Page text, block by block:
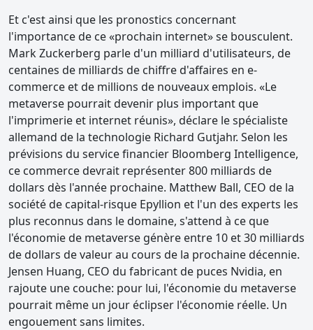
Et c'est ainsi que les pronostics concernant
l'importance de ce «prochain internet» se bousculent.
Mark Zuckerberg parle d'un milliard d'utilisateurs, de
centaines de milliards de chiffre d'affaires en e-
commerce et de millions de nouveaux emplois. «Le
metaverse pourrait devenir plus important que
l'imprimerie et internet réunis», déclare le spécialiste
allemand de la technologie Richard Gutjahr. Selon les
prévisions du service financier Bloomberg Intelligence,
ce commerce devrait représenter 800 milliards de
dollars dès l'année prochaine. Matthew Ball, CEO de la
société de capital-risque Epyllion et l'un des experts les
plus reconnus dans le domaine, s'attend à ce que
l'économie de metaverse génère entre 10 et 30 milliards
de dollars de valeur au cours de la prochaine décennie.
Jensen Huang, CEO du fabricant de puces Nvidia, en
rajoute une couche: pour lui, l'économie du metaverse
pourrait même un jour éclipser l'économie réelle. Un
engouement sans limites.